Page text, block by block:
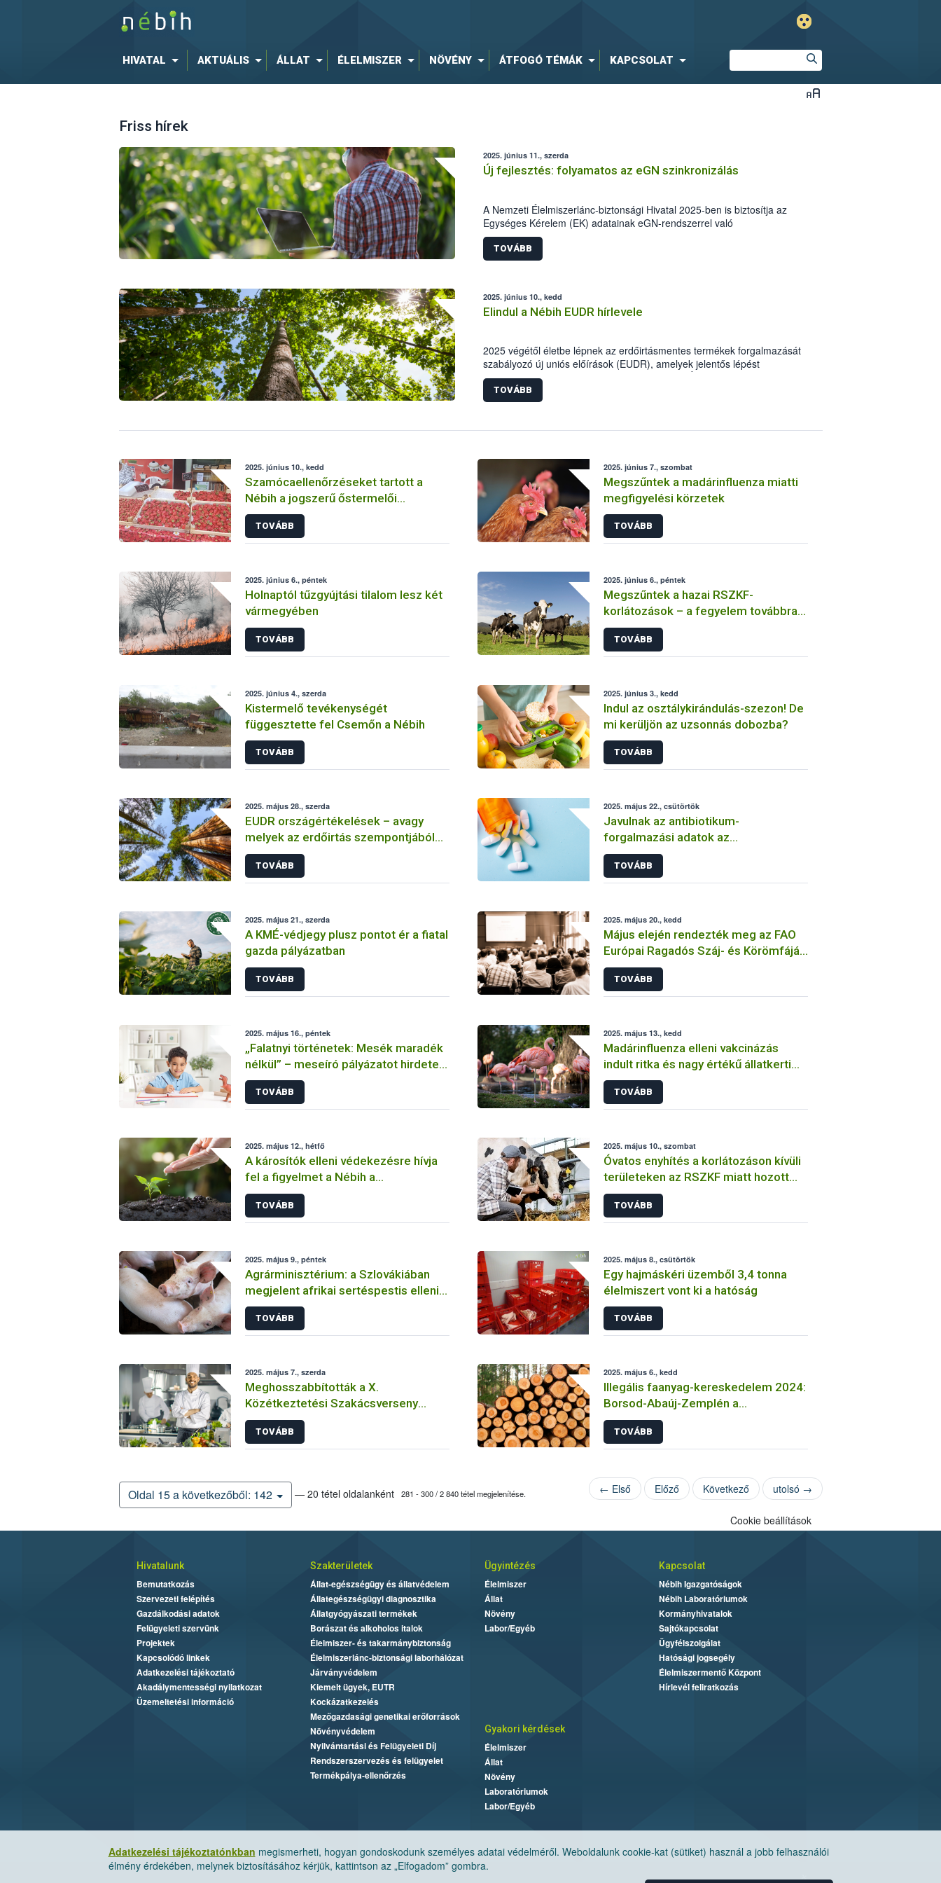
HIVATAL AKTUÁLIS ÁLLAT ÉLELMISZER NÖVÉNY ÁTFOGÓ TÉMÁK KAPCSOLAT
Friss hírek
2025. június 11., szerda
Új fejlesztés: folyamatos az eGN szinkronizálás
A Nemzeti Élelmiszerlánc-biztonsági Hivatal 2025-ben is biztosítja az
Egységes Kérelem (EK) adatainak eGN-rendszerrel való
összehangolását. Az elmúlt évek gyakorlatához hasonlóan idén is
átemelésre kerülnek a Magyar Államkincstár (MÁK) EK felületén
megadott adatok az Elektronikus Gazdálkodási Naplóba (eGN), ráadásul
TOVÁBB
2025. június 10., kedd
Elindul a Nébih EUDR hírlevele
2025 végétől életbe lépnek az erdőirtásmentes termékek forgalmazását
szabályozó új uniós előírások (EUDR), amelyek jelentős lépést
jelentenek a fenntartható jövő felé. A Nemzeti Élelmiszerlánc-biztonsági
Hivatal (Nébih) EUDR oldalán folyamatosan frissülő szakmai anyagok,
gyakorlati segédletek és naprakész tájékoztatók segítik a felkészülést. A
EUDR hírlevél is. A tájékoztatóra feliratkozók első kézből, közvetlenül
TOVÁBB
2025. június 10., kedd
Szamócaellenőrzéseket tartott a
Nébih a jogszerű őstermelői
értékesítés védelme érdekében
TOVÁBB
2025. június 7., szombat
Megszűntek a madárinfluenza miatti
megfigyelési körzetek
TOVÁBB
2025. június 6., péntek
Holnaptól tűzgyújtási tilalom lesz két
vármegyében
TOVÁBB
2025. június 6., péntek
Megszűntek a hazai RSZKF-
korlátozások – a fegyelem továbbra
is kulcsfontosságú
TOVÁBB
2025. június 4., szerda
Kistermelő tevékenységét
függesztette fel Csemőn a Nébih
TOVÁBB
2025. június 3., kedd
Indul az osztálykirándulás-szezon! De
mi kerüljön az uzsonnás dobozba?
TOVÁBB
2025. május 28., szerda
EUDR országértékelések – avagy
melyek az erdőirtás szempontjából
kockázatos országok
TOVÁBB
2025. május 22., csütörtök
Javulnak az antibiotikum-
forgalmazási adatok az
állatgyógyászati készítmények
esetében
TOVÁBB
2025. május 21., szerda
A KMÉ-védjegy plusz pontot ér a fiatal
gazda pályázatban
TOVÁBB
2025. május 20., kedd
Május elején rendezték meg az FAO
Európai Ragadós Száj- és Körömfájás
Bizottságának közgyűlését
TOVÁBB
2025. május 16., péntek
„Falatnyi történetek: Mesék maradék
nélkül” – meseíró pályázatot hirdetett
a Nébih
TOVÁBB
2025. május 13., kedd
Madárinfluenza elleni vakcinázás
indult ritka és nagy értékű állatkerti
madárfajoknál
TOVÁBB
2025. május 12., hétfő
A károsítók elleni védekezésre hívja
fel a figyelmet a Nébih a
Növényegészségügy Nemzetközi
Napja alkalmából
TOVÁBB
2025. május 10., szombat
Óvatos enyhítés a korlátozáson kívüli
területeken az RSZKF miatt hozott
intézkedésekben
TOVÁBB
2025. május 9., péntek
Agrárminisztérium: a Szlovákiában
megjelent afrikai sertéspestis elleni
védekezésre is figyelniük kell a hazai
állattartóknak
TOVÁBB
2025. május 8., csütörtök
Egy hajmáskéri üzemből 3,4 tonna
élelmiszert vont ki a hatóság
TOVÁBB
2025. május 7., szerda
Meghosszabbították a X.
Közétkeztetési Szakácsverseny
nevezési határidejét
TOVÁBB
2025. május 6., kedd
Illegális faanyag-kereskedelem 2024:
Borsod-Abaúj-Zemplén a
legkockázatosabb vármegyénk
TOVÁBB
Oldal 15 a következőből: 142 — 20 tétel oldalanként 281 - 300 / 2 840 tétel megjelenítése. ← Első Előző Következő utolsó →
Adatkezelési tájékoztatónkban megismerheti, hogyan gondoskodunk személyes adatai védelméről. Weboldalunk cookie-kat (sütiket) használ a jobb felhasználói
élmény érdekében, melynek biztosításához kérjük, kattintson az „Elfogadom” gombra.
Cookie beállítások
Hivatalunk
Bemutatkozás
Szervezeti felépítés
Gazdálkodási adatok
Felügyeleti szervünk
Projektek
Kapcsolódó linkek
Adatkezelési tájékoztató
Akadálymentességi nyilatkozat
Üzemeltetési információ
Szakterületek
Állat-egészségügy és állatvédelem
Állategészségügyi diagnosztika
Állatgyógyászati termékek
Borászat és alkoholos italok
Élelmiszer- és takarmánybiztonság
Élelmiszerlánc-biztonsági laborhálózat
Járványvédelem
Kiemelt ügyek, EUTR
Kockázatkezelés
Mezőgazdasági genetikai erőforrások
Növényvédelem
Nyilvántartási és Felügyeleti Díj
Rendszerszervezés és felügyelet
Termékpálya-ellenőrzés
Ügyintézés
Élelmiszer
Állat
Növény
Labor/Egyéb
Kapcsolat
Nébih Igazgatóságok
Nébih Laboratóriumok
Kormányhivatalok
Sajtókapcsolat
Ügyfélszolgálat
Hatósági jogsegély
Élelmiszermentő Központ
Hírlevél feliratkozás
Gyakori kérdések
Élelmiszer
Állat
Növény
Laboratóriumok
Labor/Egyéb